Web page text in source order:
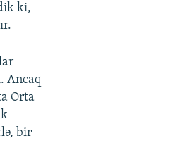
ki,
Ancaq
Orta
bir